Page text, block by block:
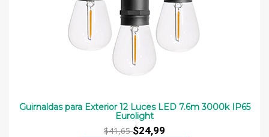
Guirnaldas para Exterior 12 Luces LED 7.6m 3000k IP65
Eurolight
$41,65$24,99